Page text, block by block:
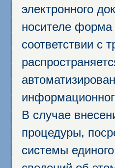
электронного
носителе форма
соответствии с
В случае
процедуры,
системы